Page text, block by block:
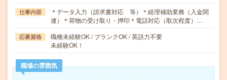
仕事内容
＊データ入力（請求書対応 等）＊経理補助業務（入金関
連）＊荷物の受け取り・押印＊電話対応（取次程度）…
応募資格
職種未経験OK / ブランクOK / 英語力不要
未経験OK！
職場の雰囲気